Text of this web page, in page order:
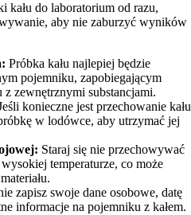
kału do laboratorium od razu,
aby nie zaburzyć wyników
Próbka kału najlepiej będzie
pojemniku, zapobiegającym
zewnętrznymi substancjami.
konieczne jest przechowanie kału
w lodówce, aby utrzymać jej
Staraj się nie przechowywać
temperaturze, co może
zapisz swoje dane osobowe, datę
informacje na pojemniku z kałem.